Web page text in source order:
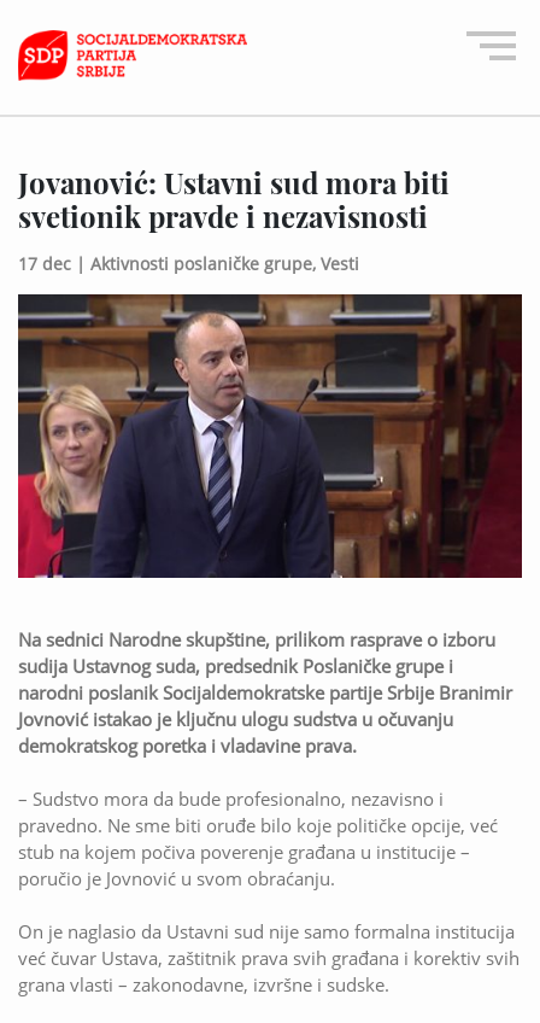
Jovanović: Ustavni sud mora biti
svetionik pravde i nezavisnosti
17 dec | Aktivnosti poslaničke grupe, Vesti
Na sednici Narodne skupštine, prilikom rasprave o izboru
sudija Ustavnog suda, predsednik Poslaničke grupe i
narodni poslanik Socijaldemokratske partije Srbije Branimir
Jovnović istakao je ključnu ulogu sudstva u očuvanju
demokratskog poretka i vladavine prava.
– Sudstvo mora da bude profesionalno, nezavisno i
pravedno. Ne sme biti oruđe bilo koje političke opcije, već
stub na kojem počiva poverenje građana u institucije –
poručio je Jovnović u svom obraćanju.
On je naglasio da Ustavni sud nije samo formalna institucija
već čuvar Ustava, zaštitnik prava svih građana i korektiv svih
grana vlasti – zakonodavne, izvršne i sudske.